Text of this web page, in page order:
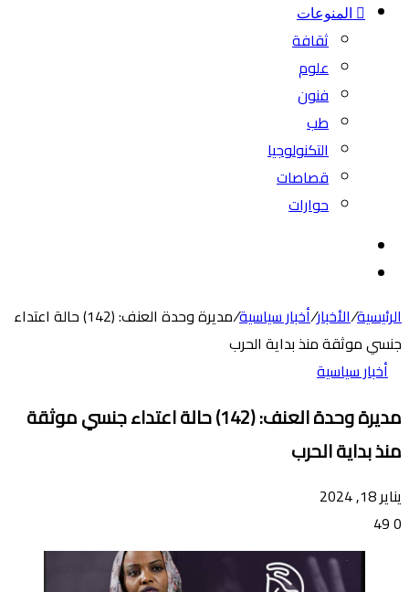
المنوعات
ثقافة
علوم
فنون
طب
التكنولوجيا
قصاصات
حوارات
الرئيسية/الأخبار/أخبار سياسية/
مديرة وحدة العنف: (142) حالة اعتداء
جنسي موثقة منذ بداية الحرب
أخبار سياسية
مديرة وحدة العنف: (142) حالة اعتداء جنسي موثقة
منذ بداية الحرب
يناير 18, 2024
0